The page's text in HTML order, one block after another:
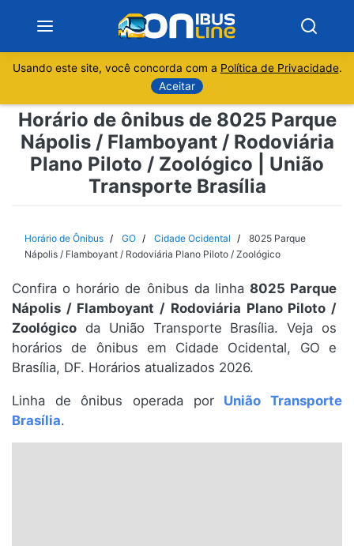
Sobre
Minas Gerais
Rio de Janeiro
Espírito Santo
Paraná
Santa Catarina
Rio Grande do Sul
Usando este site, você concorda com a Política de Privacidade.
Aceitar
Horário de ônibus de 8025 Parque
Nápolis / Flamboyant / Rodoviária
Plano Piloto / Zoológico | União
Transporte Brasília
Horário de Ônibus GO Cidade Ocidental
8025 Parque
Nápolis / Flamboyant / Rodoviária Plano Piloto / Zoológico
Confira o horário de ônibus da linha 8025 Parque
Nápolis / Flamboyant / Rodoviária Plano Piloto /
Zoológico da União Transporte Brasília. Veja os
horários de ônibus em Cidade Ocidental, GO e
Brasília, DF. Horários atualizados 2026.
Linha de ônibus operada por União Transporte
Brasília.